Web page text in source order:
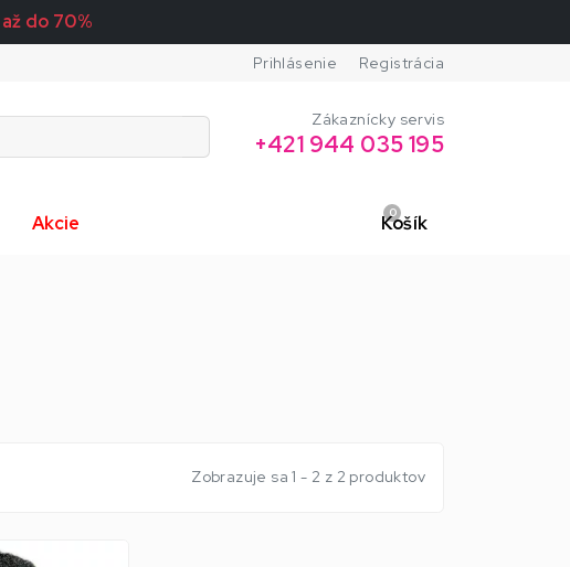
až do 70%
Prihlásenie Registrácia
Zákaznícky servis
+421 944 035 195
Akcie 0
Košík
Zobrazuje sa 1 - 2 z 2 produktov